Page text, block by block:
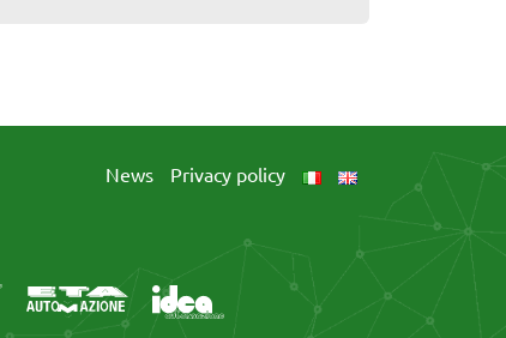
News Privacy policy